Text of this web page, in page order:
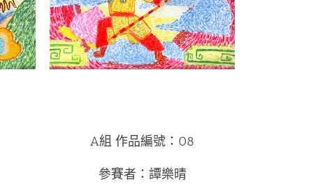
A組 作品編號：08
參賽者：譚樂晴